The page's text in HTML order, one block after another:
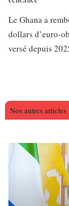
Le Ghana a
dollars d’euro-
versé depuis
Nos autres articles